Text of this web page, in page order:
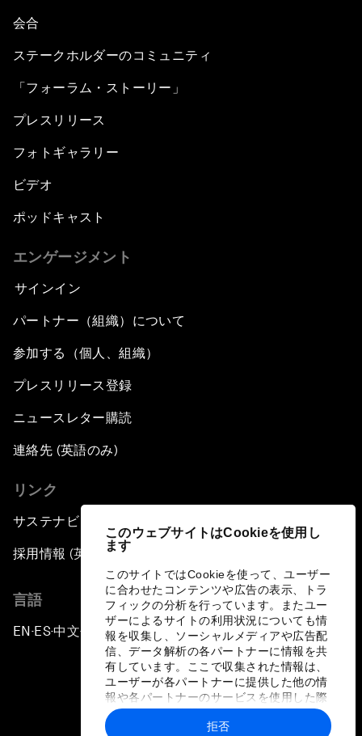
このウェブサイトはCookieを使用し
ます
このサイトではCookieを使って、ユーザー
に合わせたコンテンツや広告の表示、トラ
フィックの分析を行っています。またユー
ザーによるサイトの利用状況についても情
報を収集し、ソーシャルメディアや広告配
信、データ解析の各パートナーに情報を共
有しています。ここで収集された情報は、
ユーザーが各パートナーに提供した他の情
報や各パートナーのサービスを使用した際
に収集された情報と組み合わされ、各パー
トナーによって使用されることがありま
拒否
会合
ステークホルダーのコミュニティ
「フォーラム・ストーリー」
プレスリリース
フォトギャラリー
ビデオ
ポッドキャスト
エンゲージメント
サインイン
パートナー（組織）について
参加する（個人、組織）
プレスリリース登録
ニュースレター購読
連絡先 (英語のみ)
リンク
サステナビリティへの取り組み
採用情報 (英語のみ)
言語
EN ▪ ES▪中文▪ 日本語